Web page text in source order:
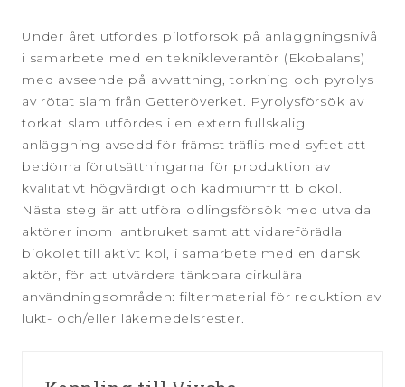
Under året utfördes pilotförsök på anläggningsnivå
i samarbete med en teknikleverantör (Ekobalans)
med avseende på avvattning, torkning och pyrolys
av rötat slam från Getteröverket. Pyrolysförsök av
torkat slam utfördes i en extern fullskalig
anläggning avsedd för främst träflis med syftet att
bedöma förutsättningarna för produktion av
kvalitativt högvärdigt och kadmiumfritt biokol.
Nästa steg är att utföra odlingsförsök med utvalda
aktörer inom lantbruket samt att vidareförädla
biokolet till aktivt kol, i samarbete med en dansk
aktör, för att utvärdera tänkbara cirkulära
användningsområden: filtermaterial för reduktion av
lukt- och/eller läkemedelsrester.